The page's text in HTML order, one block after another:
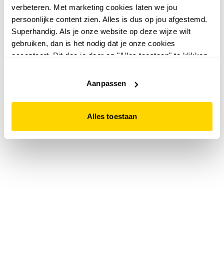
verbeteren. Met marketing cookies laten we jou
persoonlijke content zien. Alles is dus op jou afgestemd.
Superhandig. Als je onze website op deze wijze wilt
gebruiken, dan is het nodig dat je onze cookies
accepteert. Dit doe je door op "Alles toestaan" te klikken.
website niet optimaal functioneert.
Aanpassen
Alles toestaan